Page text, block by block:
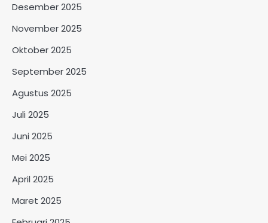
Desember 2025
November 2025
Oktober 2025
September 2025
Agustus 2025
Juli 2025
Juni 2025
Mei 2025
April 2025
Maret 2025